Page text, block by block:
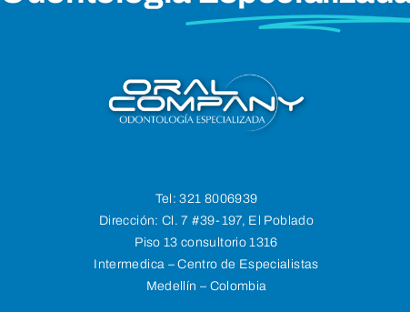
Tel:321 8006939
Dirección: Cl. 7 #39-197, El Poblado
Piso 13 consultorio 1316
Intermedica – Centro de Especialistas
Medellín – Colombia